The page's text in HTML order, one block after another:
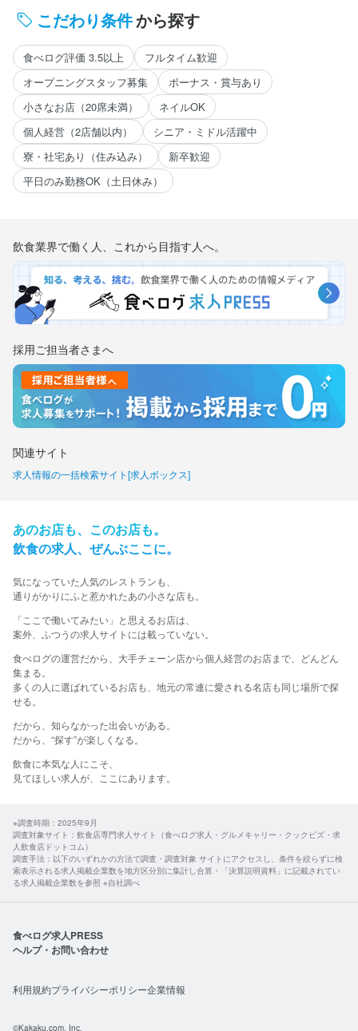
こだわり条件から探す
食べログ評価 3.5以上
フルタイム歓迎
オープニングスタッフ募集
ボーナス・賞与あり
小さなお店（20席未満）
ネイルOK
個人経営（2店舗以内）
シニア・ミドル活躍中
寮・社宅あり（住み込み）
新卒歓迎
平日のみ勤務OK（土日休み）
飲食業界で働く人、これから目指す人へ。
採用ご担当者さまへ
関連サイト
求人情報の一括検索サイト[求人ボックス]
あの​お店も、​この​お店も。​
飲食の​求人、​ぜんぶ​ここに。​
気に​なっていた​人気の​レストランも、
​通りが​かりに​ふと​惹かれた​あの​小さな​店も。​
​「ここで​働いてみたい」と​思える​お店は、​
案外、​ふつうの​求人サイトには​載っていない。​
食べログの運営だから、大手チェーン店から個人経営のお店まで、どんどん
集まる。
多くの人に選ばれているお店も、地元の常連に愛される名店も同じ場所で探
せる。​
だから、​知らなかった​出会いが​ある。
​だから、​“探す”が​楽しくなる。​
飲食に​本気な​人に​こそ、​
見て​ほしい​求人が、​ここに​あります。​
※調査時期：2025年9月
調査対象サイト：飲食店専門求人サイト（食べログ求人・グルメキャリー・クックビズ・求
人飲食店ドットコム）
調査手法：以下のいずれかの方法で調査・調査対象 サイトにアクセスし、条件を絞らずに検
索表示される求人掲載企業数を地方区分別に集計し合算・「決算説明資料」に記載されてい
る求人掲載企業数を参照 ※自社調べ
食べログ求人PRESS
ヘルプ・お問い合わせ
利用規約プライバシーポリシー企業情報
©Kakaku.com, Inc.